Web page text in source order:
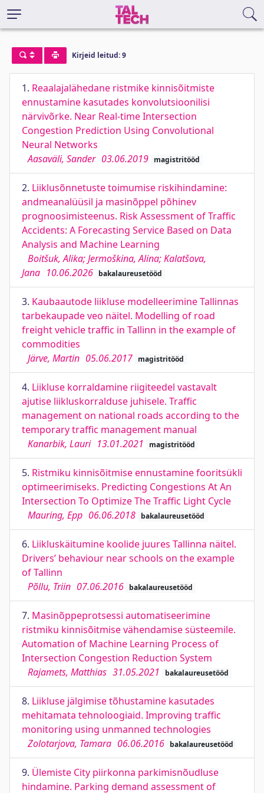
Kirjeid leitud: 9
1. Reaalajalähedane ristmike kinnisõitmiste
ennustamine kasutades konvolutsioonilisi
närvivõrke. Near Real-time Intersection
Congestion Prediction Using Convolutional
Neural Networks
Aasaväli, Sander 03.06.2019 magistritööd
2. Liiklusõnnetuste toimumise riskihindamine:
andmeanalüüsil ja masinõppel põhinev
prognoosimisteenus. Risk Assessment of Traffic
Accidents: A Forecasting Service Based on Data
Analysis and Machine Learning
Boitšuk, Alika; Jermoškina, Alina; Kalatšova,
Jana 10.06.2026 bakalaureusetööd
3. Kaubaautode liikluse modelleerimine Tallinnas
tarbekaupade veo näitel. Modelling of road
freight vehicle traffic in Tallinn in the example of
commodities
Järve, Martin 05.06.2017 magistritööd
4. Liikluse korraldamine riigiteedel vastavalt
ajutise liikluskorralduse juhisele. Traffic
management on national roads according to the
temporary traffic management manual
Kanarbik, Lauri 13.01.2021 magistritööd
5. Ristmiku kinnisõitmise ennustamine fooritsükli
optimeerimiseks. Predicting Congestions At An
Intersection To Optimize The Traffic Light Cycle
Mauring, Epp 06.06.2018 bakalaureusetööd
6. Liikluskäitumine koolide juures Tallinna näitel.
Drivers’ behaviour near schools on the example
of Tallinn
Põllu, Triin 07.06.2016 bakalaureusetööd
7. Masinõppeprotsessi automatiseerimine
ristmiku kinnisõitmise vähendamise süsteemile.
Automation of Machine Learning Process of
Intersection Congestion Reduction System
Rajamets, Matthias 31.05.2021 bakalaureusetööd
8. Liikluse jälgimise tõhustamine kasutades
mehitamata tehnoloogiaid. Improving traffic
monitoring using unmanned technologies
Zolotarjova, Tamara 06.06.2016 bakalaureusetööd
9. Ülemiste City piirkonna parkimisnõudluse
hindamine. Parking demand assessment of